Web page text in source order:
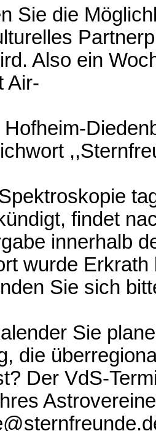
Sie die
Also ein
Air-
findet
innerhalb
wurde
Sie sich
Sie
die
Der VdS-